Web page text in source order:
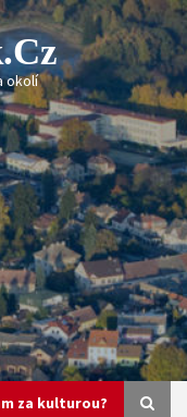
okolí
za kulturou?